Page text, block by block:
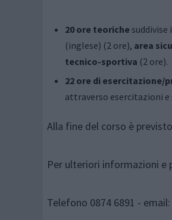
20 ore teoriche
(inglese) (2 ore), area
tecnico-sportiva (2 ore).
22 ore di esercitazione/
attraverso esercitazioni
Alla fine del corso è
Per ulteriori informazioni e
Telefono 0874 6891 -